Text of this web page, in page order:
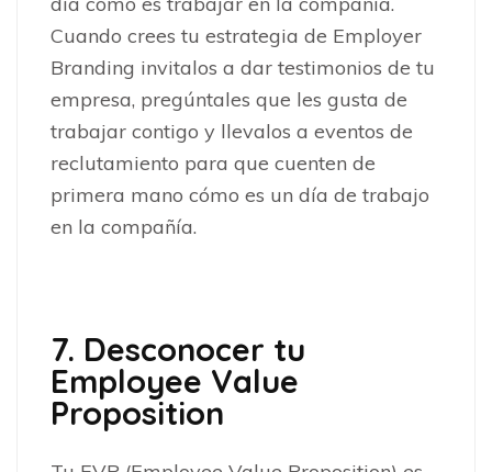
Cuando crees tu estrategia de Employer
Branding invitalos a dar testimonios de tu
empresa, pregúntales que les gusta de
trabajar contigo y llevalos a eventos de
reclutamiento para que cuenten de
primera mano cómo es un día de trabajo
en la compañía.
7. Desconocer tu
Employee Value
Proposition